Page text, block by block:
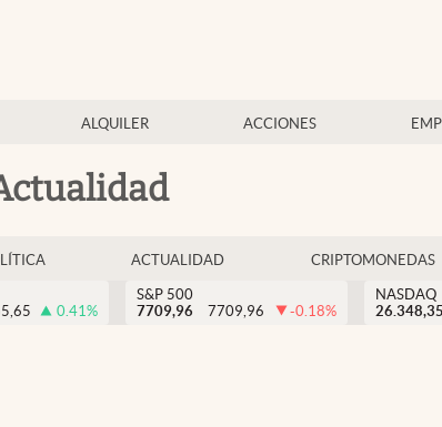
ALQUILER ACCIONES
ACTUALIDAD CRIPTOMONEDAS
0.41%
S&P 500
7709,96
7709,96 -0.18%
NASDAQ
26.348,35